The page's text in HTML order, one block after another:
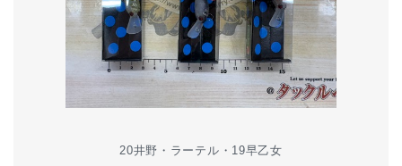
20井野・ラーテル・19早乙女